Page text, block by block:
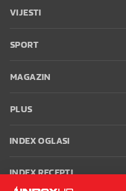
VIJESTI
SPORT
MAGAZIN
PLUS
INDEX OGLASI
INDEX RECEPTI